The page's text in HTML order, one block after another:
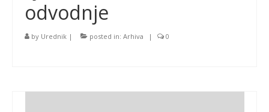
odvodnje
by Urednik | posted in: Arhiva | 0